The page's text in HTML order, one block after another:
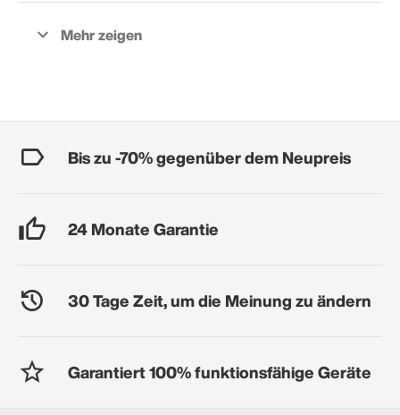
Bis zu -70% gegenüber dem Neupreis
24 Monate Garantie
30 Tage Zeit, um die Meinung zu ändern
Garantiert 100% funktionsfähige Geräte